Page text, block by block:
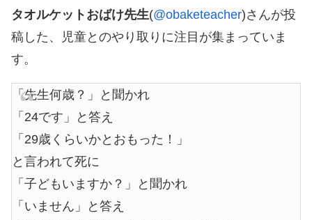
タオルケットおばけ先生(@obaketeacher)さんが投
稿した、児童とのやり取りに注目が集まっていま
す。
「先生何歳？」と聞かれ
「24です」と答え
「29歳くらいかとおもった！」
と言われて死に
「子どもいますか？」と聞かれ
「いません」と答え